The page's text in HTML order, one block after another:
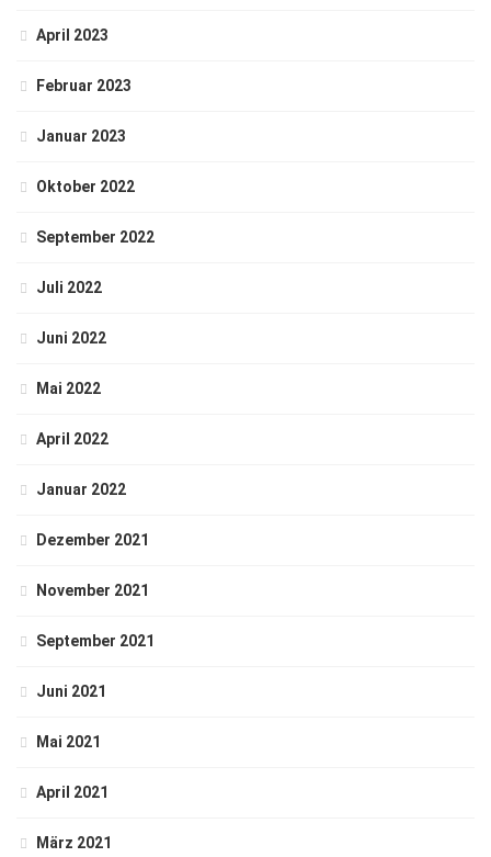
April 2023
Februar 2023
Januar 2023
Oktober 2022
September 2022
Juli 2022
Juni 2022
Mai 2022
April 2022
Januar 2022
Dezember 2021
November 2021
September 2021
Juni 2021
Mai 2021
April 2021
März 2021